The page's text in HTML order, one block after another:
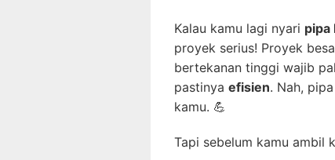
Kalau kamu lagi nyari pipa
proyek serius! Proyek
bertekanan tinggi wajib
pastinya efisien. Nah,
kamu. 💪
Tapi sebelum kamu ambil